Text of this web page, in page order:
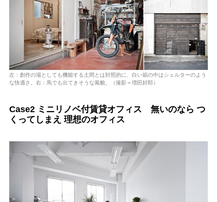
左：創作の場としても機能する土間とは対照的に、白い箱の中はシェルターのよう
な快適さ。右：馬でも出てきそうな風貌。（撮影＝増田好郎）
Case2 ミニリノベ付賃貸オフィス 無いのなら つ
くってしまえ 理想のオフィス